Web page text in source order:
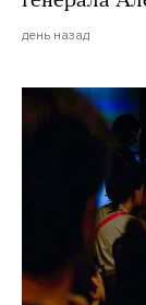
день назад